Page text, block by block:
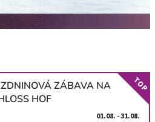
ZÁBAVA NA
HOF
01.08. - 31.08.
TOP